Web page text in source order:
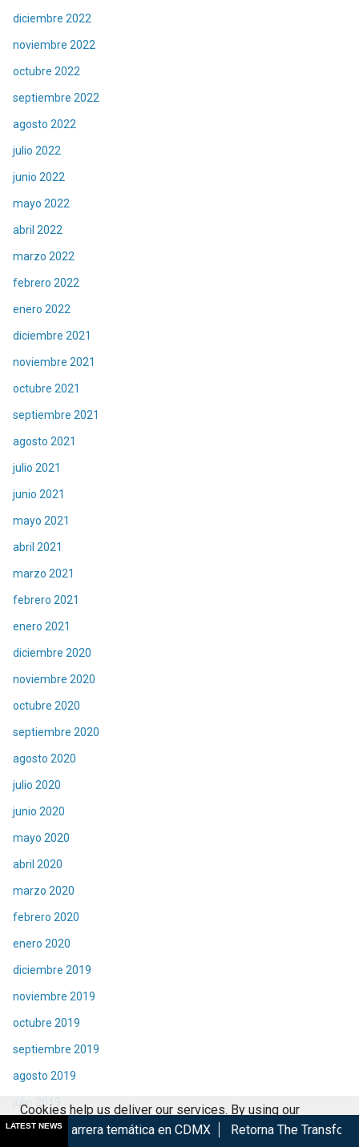
diciembre 2022
noviembre 2022
octubre 2022
septiembre 2022
agosto 2022
julio 2022
junio 2022
mayo 2022
abril 2022
marzo 2022
febrero 2022
enero 2022
diciembre 2021
noviembre 2021
octubre 2021
septiembre 2021
agosto 2021
julio 2021
junio 2021
mayo 2021
abril 2021
marzo 2021
febrero 2021
enero 2021
diciembre 2020
noviembre 2020
octubre 2020
septiembre 2020
agosto 2020
julio 2020
junio 2020
mayo 2020
abril 2020
marzo 2020
febrero 2020
enero 2020
diciembre 2019
noviembre 2019
octubre 2019
septiembre 2019
agosto 2019
julio 2019
junio 2019
LATEST NEWS
temática en CDMX Retorna The Transformers: The Movie
Cookies help us deliver our services. By using our
services, you agree to our use of cookies.
Got it